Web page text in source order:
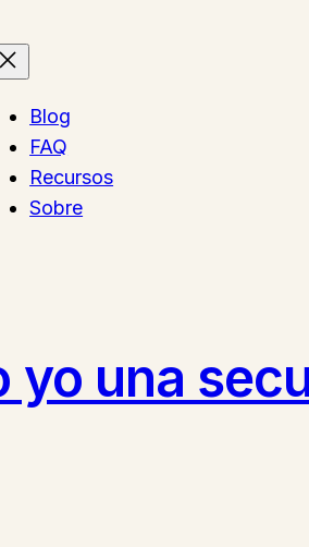
Blog
FAQ
Recursos
Sobre
yo una